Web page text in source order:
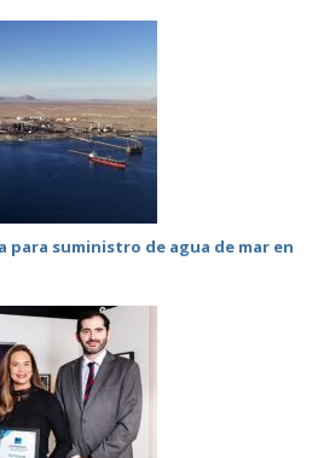
suministro de agua de mar en